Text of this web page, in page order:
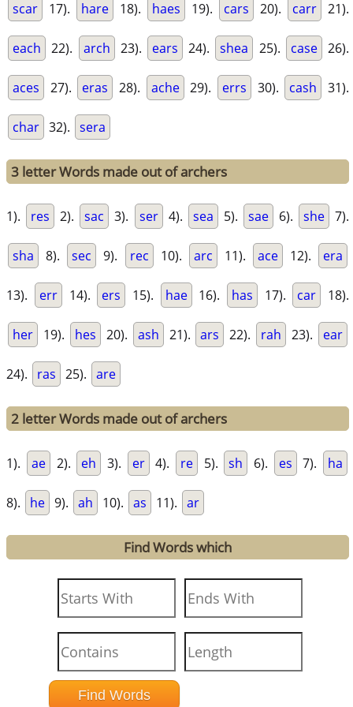
scar 17). hare 18). haes 19). cars 20). carr 21).
each 22). arch 23). ears 24). shea 25). case 26).
aces 27). eras 28). ache 29). errs 30). cash 31).
char 32). sera
3 letter Words made out of archers
1). res 2). sac 3). ser 4). sea 5). sae 6). she 7).
sha 8). sec 9). rec 10). arc 11). ace 12). era
13). err 14). ers 15). hae 16). has 17). car 18).
her 19). hes 20). ash 21). ars 22). rah 23). ear
24). ras 25). are
2 letter Words made out of archers
1). ae 2). eh 3). er 4). re 5). sh 6). es 7). ha
8). he 9). ah 10). as 11). ar
Find Words which